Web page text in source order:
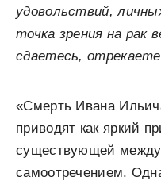
удовольствий,
точка зрения на рак
сдаетесь,
«Смерть Ивана
приводят как яркий
существующей между
самоотречением.